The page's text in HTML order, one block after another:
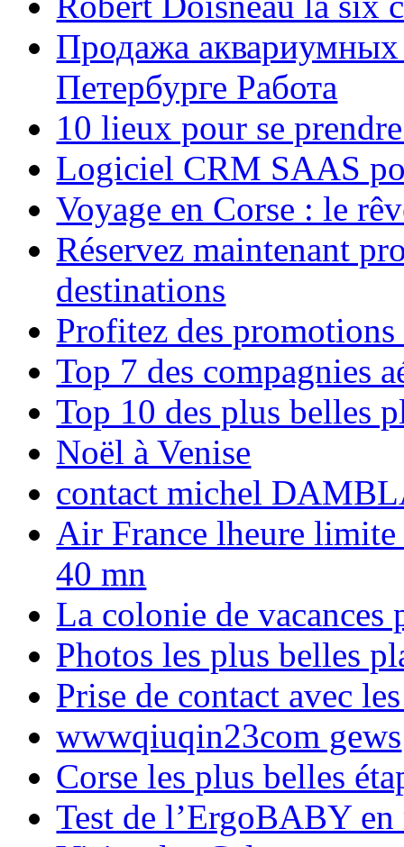
Продажа аквариумных
Петербурге Работа
10 lieux pour se
Logiciel CRM SAAS
Voyage en Corse : le
Réservez maintenant
destinations
Profitez des
Top 7 des compagnies
Top 10 des plus belles
Noël à Venise
contact michel
Air France lheure limite
40 mn
La colonie de vacances
Photos les plus belles
Prise de contact avec
wwwqiuqin23com gews
Corse les plus belles
Test de l’ErgoBABY en